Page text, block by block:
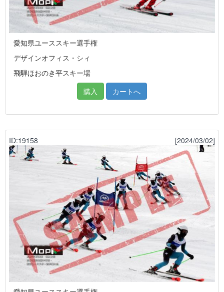
愛知県ユーススキー選手権
デザインオフィス・シィ
飛騨ほおのき平スキー場
購入
カートへ
ID:19158 [2024/03/02]